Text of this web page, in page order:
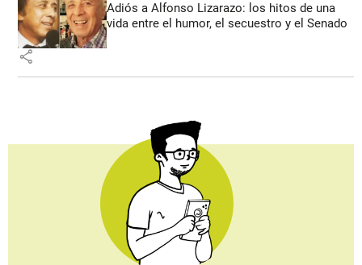
Adiós a Alfonso Lizarazo: los hitos de una
vida entre el humor, el secuestro y el Senado
share